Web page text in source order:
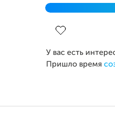
У вас есть
Пришло время